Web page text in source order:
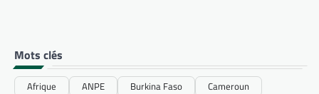
Mots clés
Afrique ANPE Burkina Faso
Cameroun